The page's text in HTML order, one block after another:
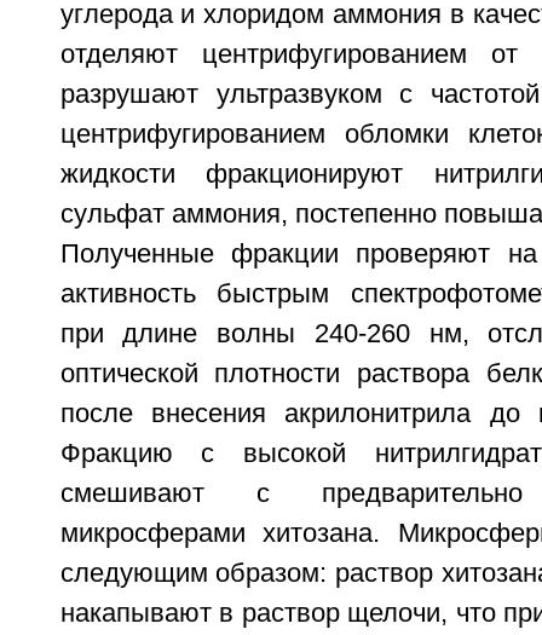
углерода и хлоридом аммония в
отделяют центрифугированием
разрушают ультразвуком с
центрифугированием обломки
жидкости фракционируют
сульфат аммония, постепенно
Полученные фракции проверяют на
активность быстрым
при длине волны 240-260 нм,
оптической плотности раствора
после внесения акрилонитрила до
Фракцию с высокой
смешивают с предварительно
микросферами хитозана.
следующим образом: раствор
накапывают в раствор щелочи, что